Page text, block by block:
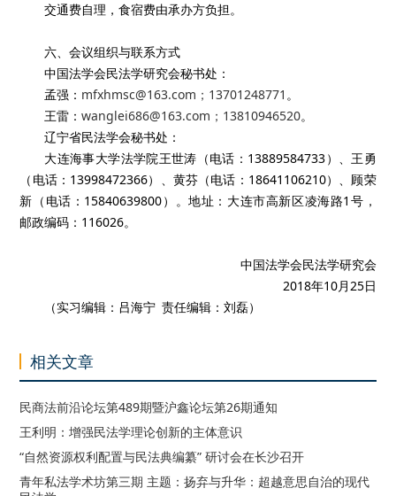
交通费自理，食宿费由承办方负担。
六、会议组织与联系方式
中国法学会民法学研究会秘书处：
孟强： mfxhmsc@163.com；13701248771 。
王雷：wanglei686@163.com；13810946520。
辽宁省民法学会秘书处：
大连海事大学法学院王世涛（电话：13889584733）、王勇
（电话：13998472366）、黄芬（电话：18641106210）、顾荣
新（电话：15840639800）。地址：大连市高新区凌海路1号，
邮政编码：116026。
中国法学会民法学研究会
2018年10月25日
（实习编辑：吕海宁 责任编辑：刘磊）
相关文章
民商法前沿论坛第489期暨沪鑫论坛第26期通知
王利明：增强民法学理论创新的主体意识
“自然资源权利配置与民法典编纂” 研讨会在长沙召开
青年私法学术坊第三期 主题：扬弃与升华：超越意思自治的现代